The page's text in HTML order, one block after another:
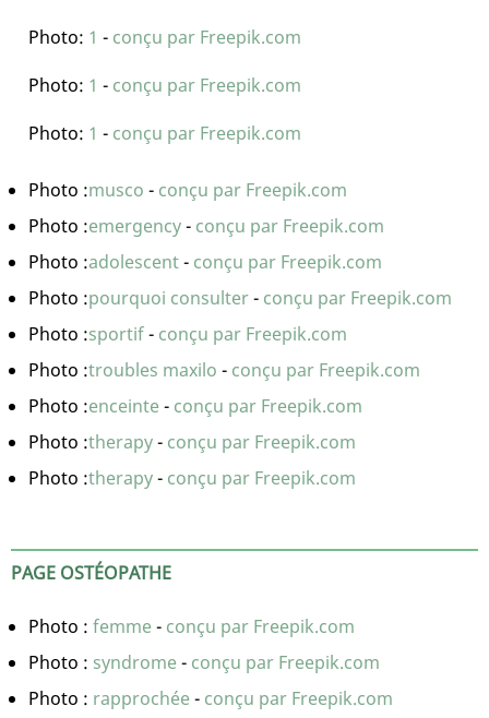
Photo: 1 - conçu par Freepik.com
Photo: 1 - conçu par Freepik.com
Photo: 1 - conçu par Freepik.com
Photo :musco - conçu par Freepik.com
Photo :emergency- conçu par Freepik.com
Photo :adolescent- conçu par Freepik.com
Photo :pourquoi consulter- conçu par Freepik.com
Photo :sportif- conçu par Freepik.com
Photo :troubles maxilo - conçu par Freepik.com
Photo :enceinte- conçu par Freepik.com
Photo :therapy- conçu par Freepik.com
Photo :therapy- conçu par Freepik.com
PAGE OSTÉOPATHE
Photo : femme- conçu par Freepik.com
Photo : syndrome- conçu par Freepik.com
Photo : rapprochée- conçu par Freepik.com